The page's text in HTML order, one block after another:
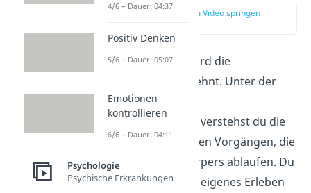
zur Stelle im Video springen
Im Behaviorismus wird die
Introspektion abgelehnt. Unter der
Introspektion (auch
Selbstbeobachtung) verstehst du die
Beobachtung von allen Vorgängen, die
innerhalb deines Körpers ablaufen. Du
analysierst also dein eigenes Erleben
4/6 – Dauer: 04:37
Positiv Denken
5/6 – Dauer: 05:07
Emotionen
kontrollieren
6/6 – Dauer: 04:11
Psychologie
Psychische Erkrankungen